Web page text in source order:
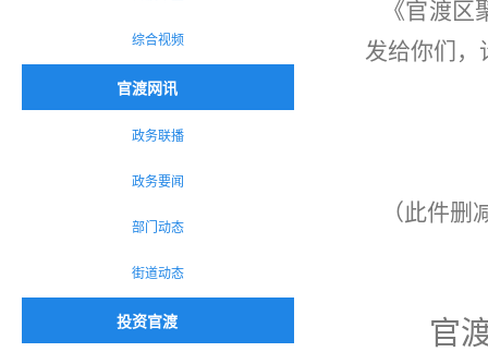
综合视频
官渡网讯
政务联播
政务要闻
部门动态
街道动态
投资官渡
《官渡
发给你们，
（此件删
官